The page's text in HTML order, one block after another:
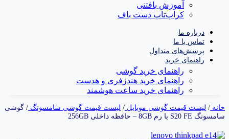
آموزش بافتنی
کراپ‌تاپ دست باف
درباره ما
تماس با ما
پرسش‌های متداول
راهنمای خرید
راهنمای خرید گوشی
راهنمای خرید هندزفری و هدست
راهنمای خرید ساعت هوشمند
خانه / لیست قیمت گوشی موبایل / لیست قیمت گوشی سامسونگ / گوشی
سامسونگ S20 FE با رم 8GB – حافظه داخلی 256GB